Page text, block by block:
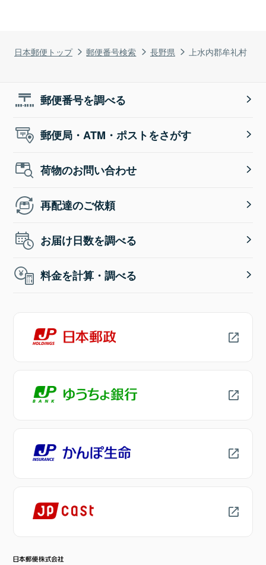
日本郵便トップ 郵便番号検索 長野県 上水内郡牟礼村
郵便番号を調べる
郵便局・ATM・ポストをさがす
荷物のお問い合わせ
再配達のご依頼
お届け日数を調べる
料金を計算・調べる